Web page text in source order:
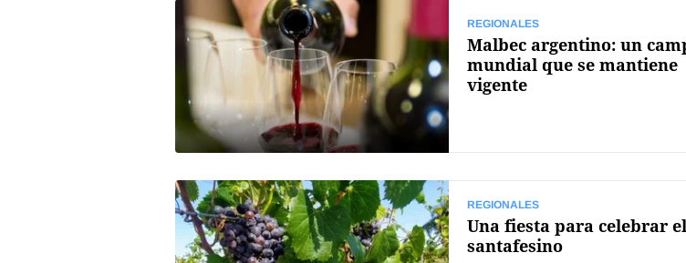
REGIONALES
Malbec argentino: un
mundial que se mantiene
vigente
REGIONALES
Una fiesta para celebrar
santafesino